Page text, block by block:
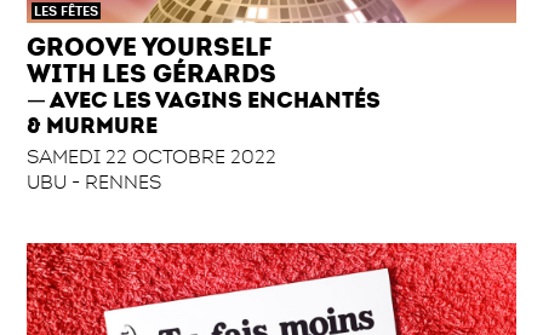
LES FÊTES
GROOVE YOURSELF
WITH LES GÉRARDS
AVEC LES VAGINS ENCHANTÉS
& MURMURE
SAMEDI 22 OCTOBRE 2022
UBU - RENNES